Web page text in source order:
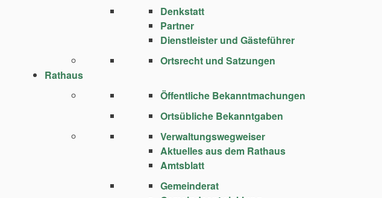
Denkstatt
Partner
Dienstleister und Gästeführer
Ortsrecht und Satzungen
Rathaus
Öffentliche Bekanntmachungen
Ortsübliche Bekanntgaben
Verwaltungswegweiser
Aktuelles aus dem Rathaus
Amtsblatt
Gemeinderat